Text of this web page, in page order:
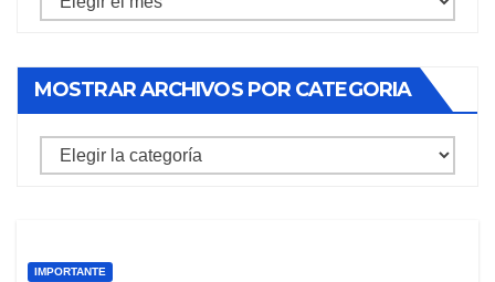
por
mes
MOSTRAR ARCHIVOS POR CATEGORIA
mostrar
IMPORTANTE